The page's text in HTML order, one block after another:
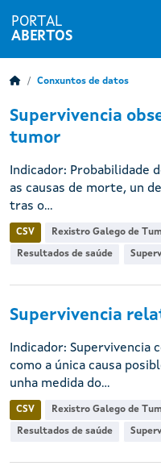
PORTAL
ABERTOS
Conxuntos de datos
Supervivencia
tumor
Indicador: Probabilidade
as causas de morte, un
tras o...
CSV Rexistro Galego de
Resultados de saúde
Supervivencia
Indicador: Supervivencia
como a única causa
unha medida do...
CSV Rexistro Galego de
Resultados de saúde